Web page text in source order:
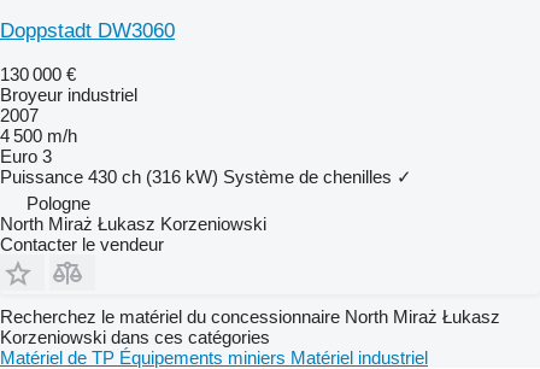
Doppstadt DW3060
130 000 €
Broyeur industriel
2007
4 500 m/h
Euro 3
Puissance 430 ch (316 kW) Système de chenilles ✓
Pologne
North Miraż Łukasz Korzeniowski
Contacter le vendeur
Recherchez le matériel du concessionnaire North Miraż Łukasz
Korzeniowski dans ces catégories
Matériel de TP Équipements miniers Matériel industriel